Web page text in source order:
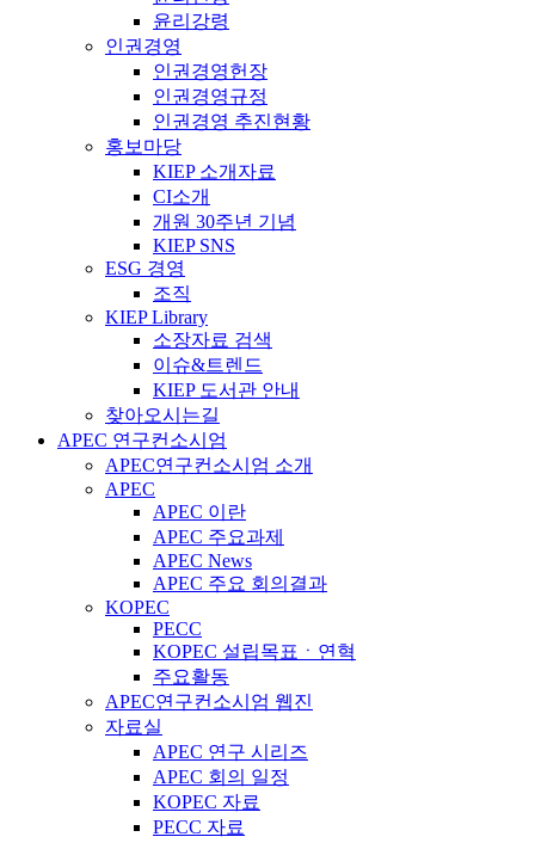
윤리강령
인권경영
인권경영헌장
인권경영규정
인권경영 추진현황
홍보마당
KIEP 소개자료
CI소개
개원 30주년 기념
KIEP SNS
ESG 경영
조직
KIEP Library
소장자료 검색
이슈&트렌드
KIEP 도서관 안내
찾아오시는길
APEC 연구컨소시엄
APEC연구컨소시엄 소개
APEC
APEC 이란
APEC 주요과제
APEC News
APEC 주요 회의결과
KOPEC
PECC
KOPEC 설립목표ㆍ연혁
주요활동
APEC연구컨소시엄 웹진
자료실
APEC 연구 시리즈
APEC 회의 일정
KOPEC 자료
PECC 자료